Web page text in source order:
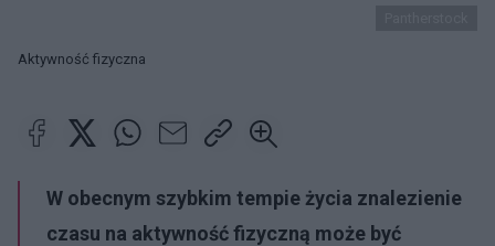
Aktywność fizyczna
W obecnym szybkim tempie życia znalezienie
czasu na aktywność fizyczną może być